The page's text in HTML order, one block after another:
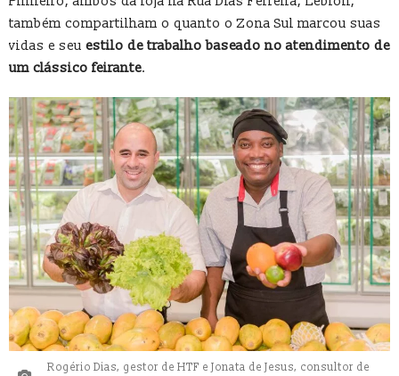
também compartilham o quanto o Zona Sul marcou suas
vidas e seu estilo de trabalho baseado no atendimento de
um clássico feirante.
Rogério Dias, gestor de HTF e Jonata de Jesus, consultor de